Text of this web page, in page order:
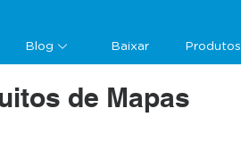
Blog Baixar Produtos
de Mapas